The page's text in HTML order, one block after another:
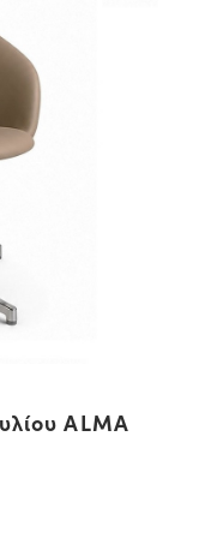
ALMA